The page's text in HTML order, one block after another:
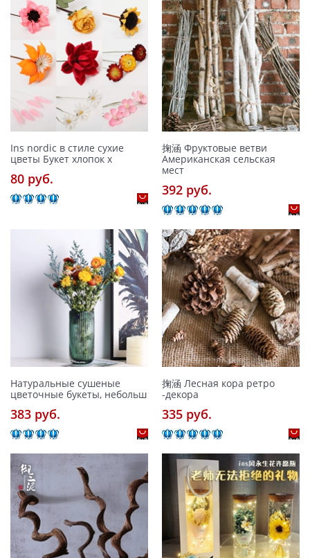
Ins nordic в стиле сухие
цветы Букет хлопок х
80 pуб.
掬涵 Фруктовые ветви
Американская сельская
мест
392 pуб.
Натуральные сушеные
цветочные букеты, небольш
383 pуб.
掬涵 Лесная кора ретро
-декора
335 pуб.